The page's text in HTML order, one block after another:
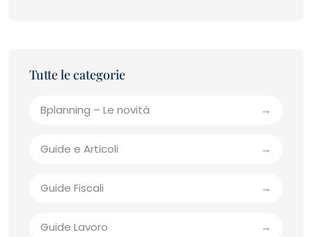
Bplanning – Le novità
Guide e Articoli
Guide Fiscali
Guide Lavoro